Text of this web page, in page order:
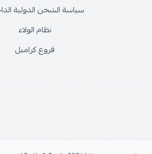
سياسة الشحن الدولية
نظام الولاء
فروع كراميل